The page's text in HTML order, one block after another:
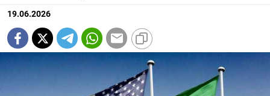
19.06.2026